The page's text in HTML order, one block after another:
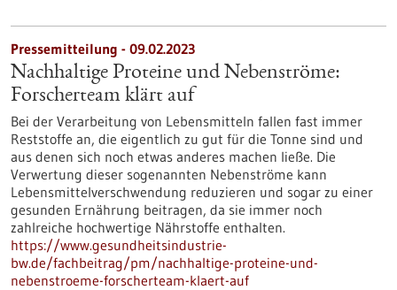
Pressemitteilung - 09.02.2023
Nachhaltige Proteine und Nebenströme:
Forscherteam klärt auf
Bei der Verarbeitung von Lebensmitteln fallen fast immer
Reststoffe an, die eigentlich zu gut für die Tonne sind und
aus denen sich noch etwas anderes machen ließe. Die
Verwertung dieser sogenannten Nebenströme kann
Lebensmittelverschwendung reduzieren und sogar zu einer
gesunden Ernährung beitragen, da sie immer noch
zahlreiche hochwertige Nährstoffe enthalten.
https://www.gesundheitsindustrie-
bw.de/fachbeitrag/pm/nachhaltige-proteine-und-
nebenstroeme-forscherteam-klaert-auf